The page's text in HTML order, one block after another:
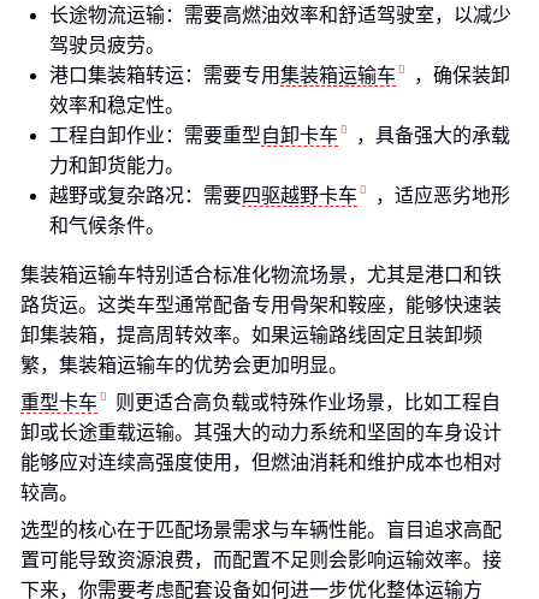
长途物流运输：需要高燃油效率和舒适驾驶室，以减少
驾驶员疲劳。
港口集装箱转运：需要专用集装箱运输车
，确保装卸
效率和稳定性。
工程自卸作业：需要重型自卸卡车
，具备强大的承载
力和卸货能力。
越野或复杂路况：需要四驱越野卡车
，适应恶劣地形
和气候条件。
集装箱运输车特别适合标准化物流场景，尤其是港口和铁
路货运。这类车型通常配备专用骨架和鞍座，能够快速装
卸集装箱，提高周转效率。如果运输路线固定且装卸频
繁，集装箱运输车的优势会更加明显。
重型卡车
则更适合高负载或特殊作业场景，比如工程自
卸或长途重载运输。其强大的动力系统和坚固的车身设计
能够应对连续高强度使用，但燃油消耗和维护成本也相对
较高。
选型的核心在于匹配场景需求与车辆性能。盲目追求高配
置可能导致资源浪费，而配置不足则会影响运输效率。接
下来，你需要考虑配套设备如何进一步优化整体运输方